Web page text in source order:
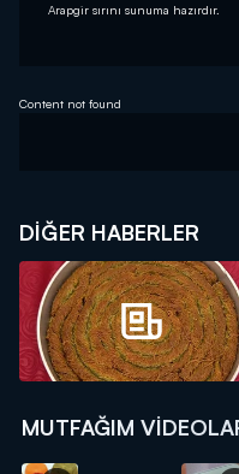
Arapgir sırını sunuma hazırdır.
Content not found
DIĞER HABERLER
MUTFAĞIM